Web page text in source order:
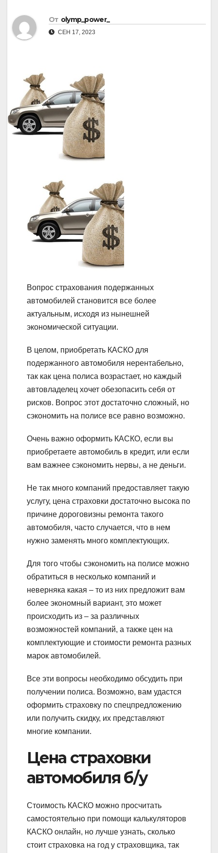
От olymp_power_
СЕН 17, 2023
Вопрос страхования подержанных
автомобилей становится все более
актуальным, исходя из нынешней
экономической ситуации.
В целом, приобретать КАСКО для
подержанного автомобиля нерентабельно,
так как цена полиса возрастает, но каждый
автовладелец хочет обезопасить себя от
рисков. Вопрос этот достаточно сложный, но
сэкономить на полисе все равно возможно.
Очень важно оформить КАСКО, если вы
приобретаете автомобиль в кредит, или если
вам важнее сэкономить нервы, а не деньги.
Не так много компаний предоставляет такую
услугу, цена страховки достаточно высока по
причине дороговизны ремонта такого
автомобиля, часто случается, что в нем
нужно заменять много комплектующих.
Для того чтобы сэкономить на полисе можно
обратиться в несколько компаний и
неверняка какая – то из них предложит вам
более экономный вариант, это может
происходить из – за различных
возможностей компаний, а также цен на
комплектующие и стоимости ремонта разных
марок автомобилей.
Все эти вопросы необходимо обсудить при
получении полиса. Возможно, вам удастся
оформить страховку по спецпредложению
или получить скидку, их представляют
многие компании.
Цена страховки
автомобиля б/у
Стоимость КАСКО можно просчитать
самостоятельно при помощи калькуляторов
КАСКО онлайн, но лучше узнать, сколько
стоит страховка на год у страховщика, так